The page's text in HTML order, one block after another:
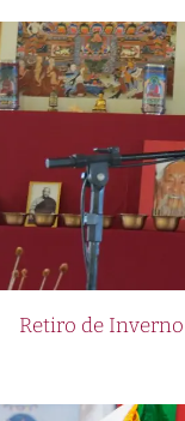
Retiro de